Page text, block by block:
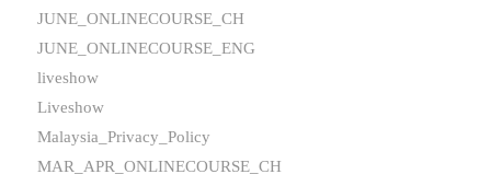
JUNE_ONLINECOURSE_CH
JUNE_ONLINECOURSE_ENG
liveshow
Liveshow
Malaysia_Privacy_Policy
MAR_APR_ONLINECOURSE_CH